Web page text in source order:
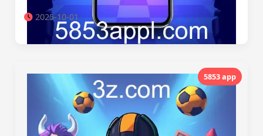
2025-10-01
5853 app